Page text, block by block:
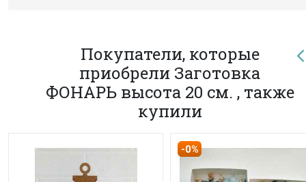
Покупатели, которые
приобрели Заготовка
ФОНАРЬ высота 20 см. , также
купили
-0%